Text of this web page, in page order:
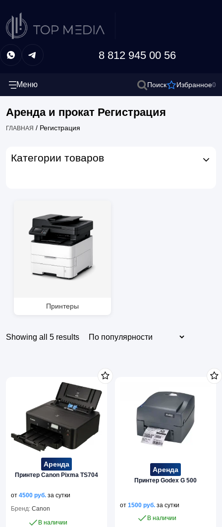
8 812 945 00 56
Меню Поиск Избранное0
Аренда и прокат Регистрация
ГЛАВНАЯ / Регистрация
Категории товаров
Принтеры
Showing all 5 results
Аренда
Принтер Canon Pixma TS704
от 4500 руб. за сутки
Бренд: Canon
В наличии
Аренда
Принтер Godex G 500
от1500руб. за сутки
В наличии